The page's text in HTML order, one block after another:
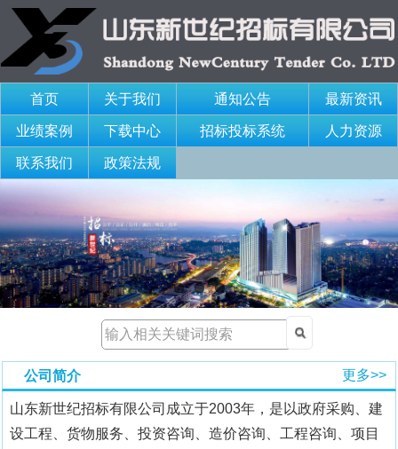
首页 关于我们 通知公告 最新资讯
业绩案例 下载中心 招标投标系统 人力资源
联系我们 政策法规
更多>>
公司简介
山东新世纪招标有限公司成立于2003年，是以政府采购、建
设工程、货物服务、投资咨询、造价咨询、工程咨询、项目